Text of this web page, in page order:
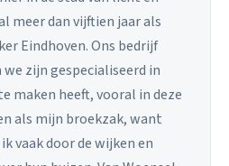
meer dan vijftien jaar als
Eindhoven. Ons bedrijf
zijn gespecialiseerd in
maken heeft, vooral in deze
als mijn broekzak, want
vaak door de wijken en